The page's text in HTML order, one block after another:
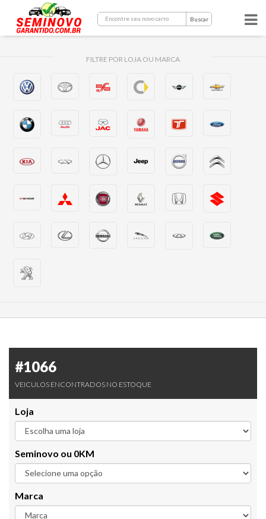
Buscar
FILTRE POR LOJA OU MARCA
#1066
VEICULOS ENCONTRADOS NO ESTOQUE
Loja
Seminovo ou 0KM
Marca